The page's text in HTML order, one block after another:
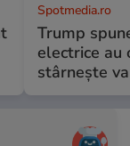
Spotmedia.ro
Trump
electrice au
stârnește